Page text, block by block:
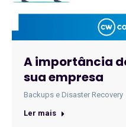
A importância
sua empresa
Backups e Disaster Recovery
Ler mais